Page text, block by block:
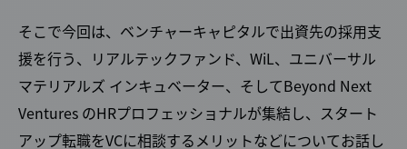
そこで今回は、ベンチャーキャピタルで出資先の採用支
援を行う、リアルテックファンド、WiL、ユニバーサル
マテリアルズ インキュベーター、そしてBeyond Next
Ventures のHRプロフェッショナルが集結し、スタート
アップ転職をVCに相談するメリットなどについてお話し